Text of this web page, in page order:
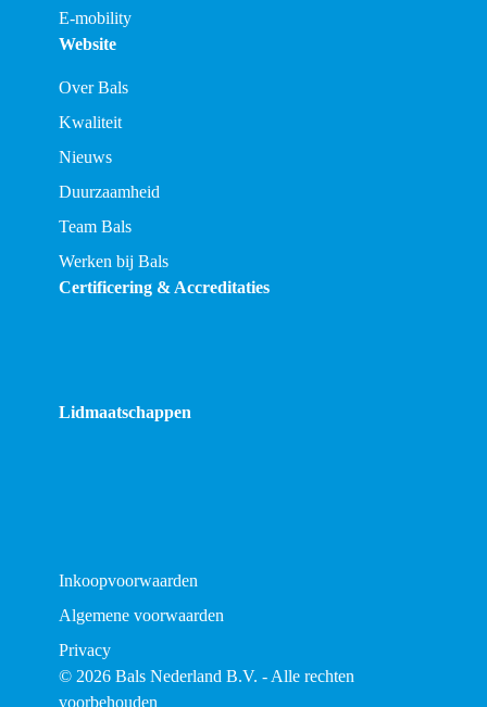
E-mobility
Website
Over Bals
Kwaliteit
Nieuws
Duurzaamheid
Team Bals
Werken bij Bals
Certificering & Accreditaties
Lidmaatschappen
Inkoopvoorwaarden
Algemene voorwaarden
Privacy
© 2026 Bals Nederland B.V. - Alle rechten
voorbehouden